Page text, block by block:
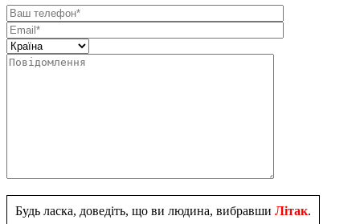
Будь ласка, доведіть, що ви людина, вибравши Літак.